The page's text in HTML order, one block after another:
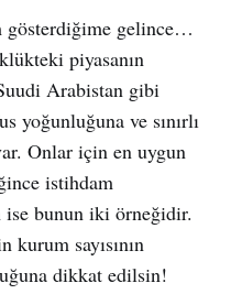
gösterdiğime gelince…
piyasanın
Arabistan gibi
yoğunluğuna ve sınırlı
Onlar için en uygun
istihdam
ise bunun iki örneğidir.
sayısının
dikkat edilsin!